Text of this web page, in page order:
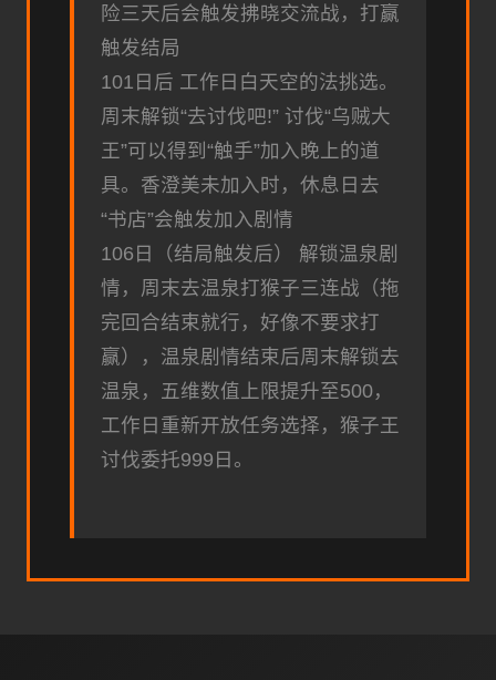
险三天后会触发拂晓交流战，打赢
触发结局
101日后 工作日白天空的法挑选。
周末解锁“去讨伐吧!” 讨伐“乌贼大
王”可以得到“触手”加入晚上的道
具。香澄美未加入时，休息日去
“书店”会触发加入剧情
106日（结局触发后） 解锁温泉剧
情，周末去温泉打猴子三连战（拖
完回合结束就行，好像不要求打
赢），温泉剧情结束后周末解锁去
温泉，五维数值上限提升至500，
工作日重新开放任务选择，猴子王
讨伐委托999日。